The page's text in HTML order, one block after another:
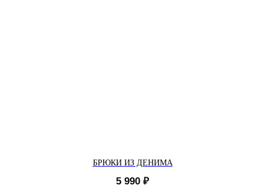
БРЮКИ ИЗ ДЕНИМА
5 990 ₽